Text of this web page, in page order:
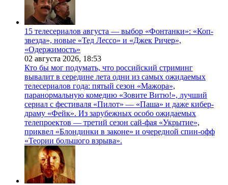
15 телесериалов августа — выбор «Фонтанки»: «Коп-
звезда», новые «Тед Лессо» и «Джек Ричер»,
«Одержимость»
02 августа 2026, 18:53
Кто бы мог подумать, что российский стриминг
вывалит в середине лета одни из самых ожидаемых
телесериалов года: пятый сезон «Мажора»,
паранормальную комедию «Зовите Витю!», лучший
сериал с фестиваля «Пилот» — «Паша» и даже кибер-
драму «Фейк». Из зарубежных особо ожидаемых
телепроектов — третий сезон сай-фая «Укрытие»,
приквел «Блондинки в законе» и очередной спин-офф
«Теории большого взрыва».